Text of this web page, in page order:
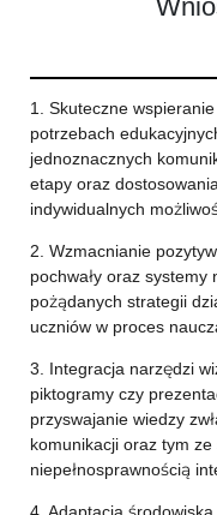
1. Skuteczne
potrzebach
jednoznacznych
etapy oraz
indywidualnych
2. Wzmacnianie
pochwały oraz
pożądanych strategii
uczniów w proces
3. Integracja narzędzi
piktogramy czy
przyswajanie wiedzy
komunikacji oraz tym
niepełnosprawnością